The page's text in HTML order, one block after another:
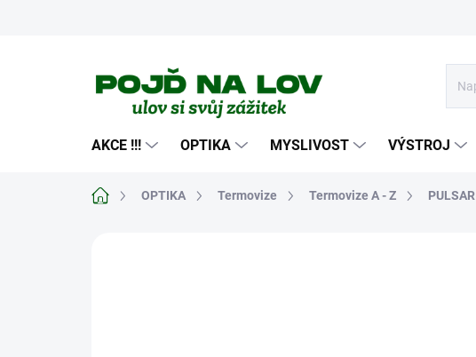
AKCE !!! OPTIKA MYSLIVOST VÝSTROJ
Domů OPTIKA Termovize Termovize A - Z PULSAR